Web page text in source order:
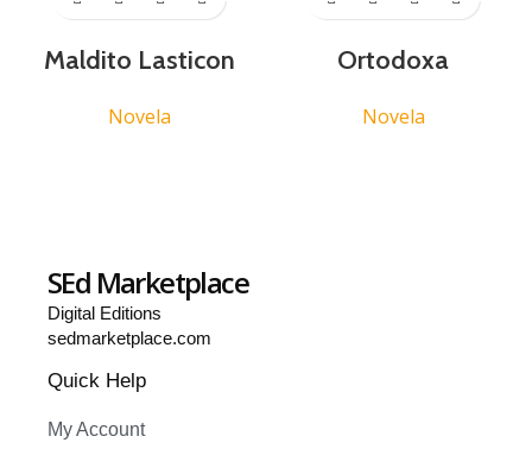
Maldito Lasticon
Novela
Ortodoxa
Novela
SEd Marketplace
Digital Editions
sedmarketplace.com
Quick Help
My Account